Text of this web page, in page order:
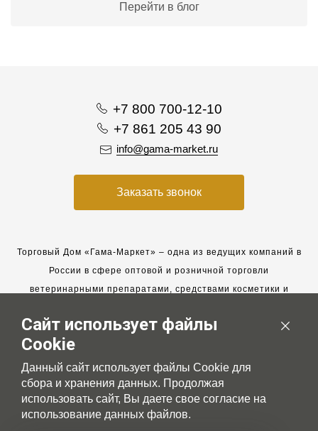
Перейти в блог
+7 800 700-12-10
+7 861 205 43 90
info@gama-market.ru
Заказать звонок
Торговый Дом «Гама-Маркет» – одна из ведущих компаний в
России в сфере оптовой и розничной торговли
ветеринарными препаратами, средствами косметики и
Мы работаем с 2005 года. Мы приглашаем к сотрудничеству
новых клиентов и всегда рассчитываем на взаимовыгодные,
долгосрочные партнерские отношения.
Сайт использует файлы
Cookie
Данный сайт использует файлы Cookie для
сбора и хранения данных. Продолжая
использовать сайт, Вы даете свое согласие на
использование данных файлов.